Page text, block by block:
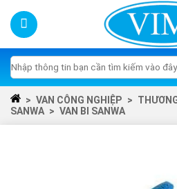
Skip
content
Tìm
kiếm:
> VAN CÔNG NGHIỆP >
SANWA > VAN BI SANWA